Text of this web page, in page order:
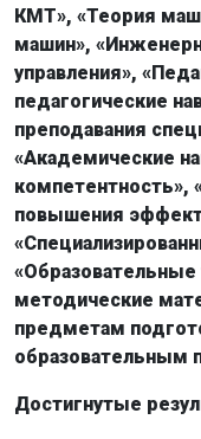
КМТ», «Теория
машин»,
управления»,
педагогические
преподавания
«Академические
повышения
«Образовательные
методические
предметам
образовательным
Достигнутые